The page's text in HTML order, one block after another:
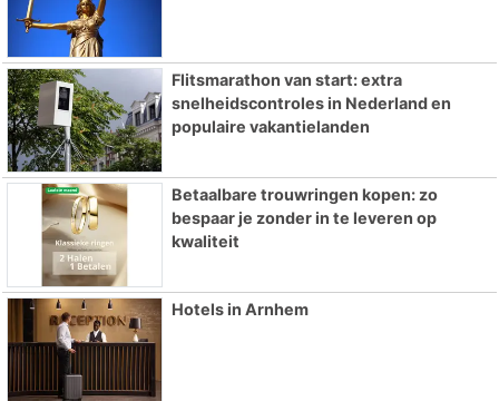
Flitsmarathon van start: extra
snelheidscontroles in Nederland en
populaire vakantielanden
Betaalbare trouwringen kopen: zo
bespaar je zonder in te leveren op
kwaliteit
Hotels in Arnhem